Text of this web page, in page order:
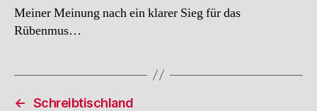
Meiner Meinung nach ein klarer Sieg für das
Rübenmus…
← Schreibtischland